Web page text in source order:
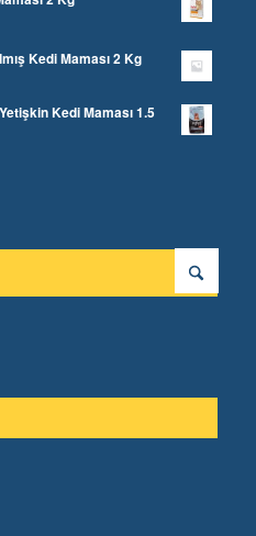
Kedi Maması 2 Kg
Kedi Maması 1.5